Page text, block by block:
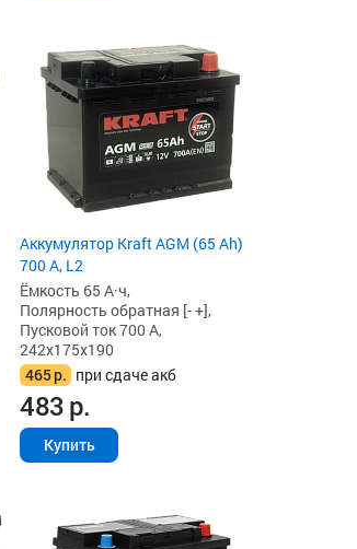
Аккумулятор Kraft AGM (65 Ah)
700 А, L2
Ёмкость 65 А·ч,
Полярность обратная [- +],
Пусковой ток 700 А,
242x175x190
465р. при сдаче акб
483р.
Купить